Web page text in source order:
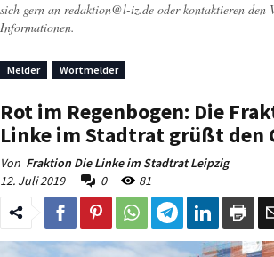
sich gern an redaktion@l-iz.de oder kontaktieren den
Informationen.
Melder Wortmelder
Rot im Regenbogen: Die
Linke im Stadtrat grüßt den
Von Fraktion Die Linke im Stadtrat Leipzig
12. Juli 2019
0 81